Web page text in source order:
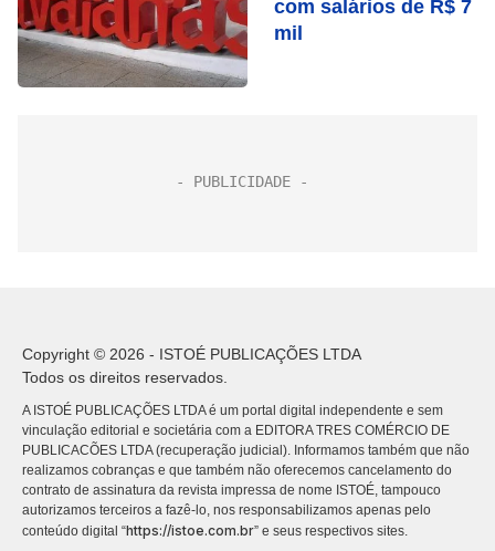
com salários de R$ 7
mil
Copyright © 2026 - ISTOÉ PUBLICAÇÕES LTDA
Todos os direitos reservados.
A ISTOÉ PUBLICAÇÕES LTDA é um portal digital independente e sem
vinculação editorial e societária com a EDITORA TRES COMÉRCIO DE
PUBLICACÕES LTDA (recuperação judicial). Informamos também que não
realizamos cobranças e que também não oferecemos cancelamento do
contrato de assinatura da revista impressa de nome ISTOÉ, tampouco
autorizamos terceiros a fazê-lo, nos responsabilizamos apenas pelo
conteúdo digital “https://istoe.com.br” e seus respectivos sites.